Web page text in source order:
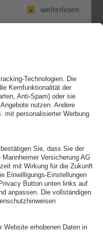
weiterlesen
in Chemnitz